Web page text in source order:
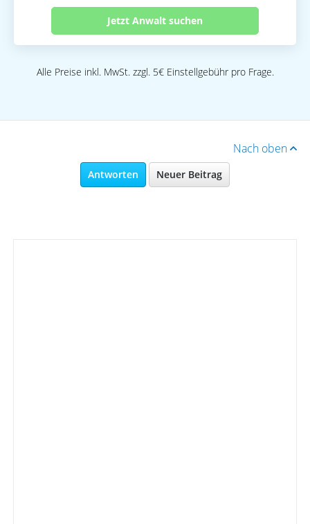
Jetzt Anwalt suchen
Alle Preise inkl. MwSt. zzgl. 5€ Einstellgebühr pro Frage.
Nach oben
Antworten Neuer Beitrag